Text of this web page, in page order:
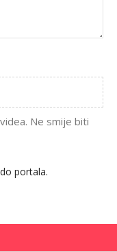
Ne smije biti
portala.